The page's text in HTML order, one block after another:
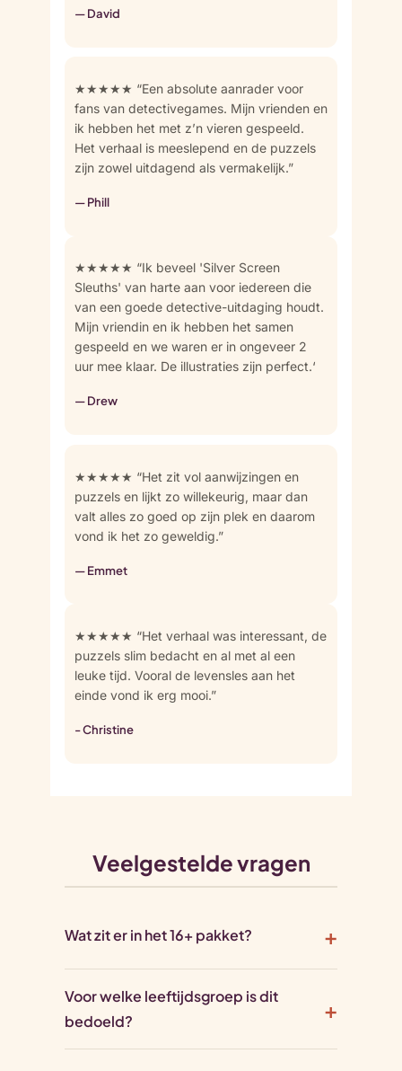
— David
★★★★★ “Een absolute aanrader voor
fans van detectivegames. Mijn vrienden en
ik hebben het met z’n vieren gespeeld.
Het verhaal is meeslepend en de puzzels
zijn zowel uitdagend als vermakelijk.”
— Phill
★★★★★ “Ik beveel 'Silver Screen
Sleuths' van harte aan voor iedereen die
van een goede detective-uitdaging houdt.
Mijn vriendin en ik hebben het samen
gespeeld en we waren er in ongeveer 2
uur mee klaar. De illustraties zijn perfect.‘
— Drew
★★★★★ “Het zit vol aanwijzingen en
puzzels en lijkt zo willekeurig, maar dan
valt alles zo goed op zijn plek en daarom
vond ik het zo geweldig.”
— Emmet
★★★★★ “Het verhaal was interessant, de
puzzels slim bedacht en al met al een
leuke tijd. Vooral de levensles aan het
einde vond ik erg mooi.”
- Christine
Veelgestelde vragen
Wat zit er in het 16+ pakket?
Voor welke leeftijdsgroep is dit
bedoeld?